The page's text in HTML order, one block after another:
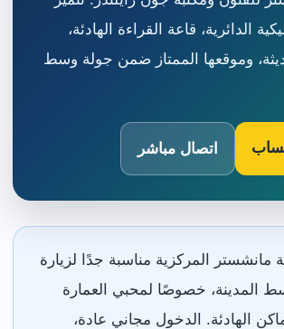
الدائرية، قاعة القراءة الهادئة،
وموقعها الممتاز ضمن جولة وسط
اتصال مباشر
مانشستر المركزية مناسبة جدًا لزيارة
المدينة، خصوصًا لمحبي العمارة
الهادئة. الدخول مجاني عادة،